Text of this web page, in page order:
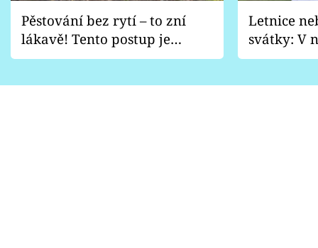
Pěstování bez rytí – to zní
lákavě! Tento postup je
vhodný jen pro některé
Letnice
svátky: V
pondělí